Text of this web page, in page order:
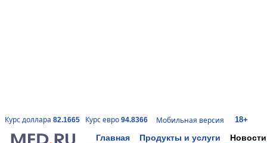
Курс доллара 82.1665 Курс евро 94.8366 Мобильная версия 18+
Главная Продукты и услуги Новости